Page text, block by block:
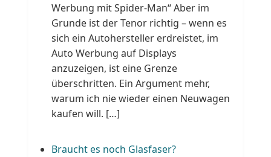
Werbung mit Spider-Man“ Aber im
Grunde ist der Tenor richtig – wenn es
sich ein Autohersteller erdreistet, im
Auto Werbung auf Displays
anzuzeigen, ist eine Grenze
überschritten. Ein Argument mehr,
warum ich nie wieder einen Neuwagen
kaufen will. […]
Braucht es noch Glasfaser?